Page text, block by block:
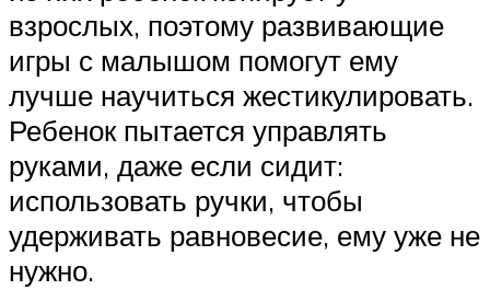
взрослых, поэтому развивающие
игры с малышом помогут ему
лучше научиться жестикулировать.
Ребенок пытается управлять
руками, даже если сидит:
использовать ручки, чтобы
удерживать равновесие, ему уже не
нужно.